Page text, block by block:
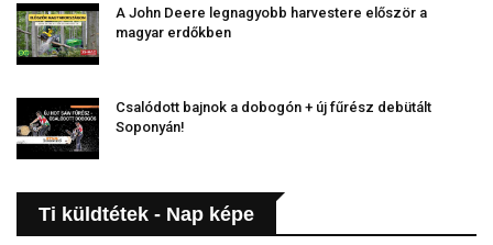
A John Deere legnagyobb harvestere először a
magyar erdőkben
Csalódott bajnok a dobogón + új fűrész debütált
Soponyán!
Ti küldtétek - Nap képe